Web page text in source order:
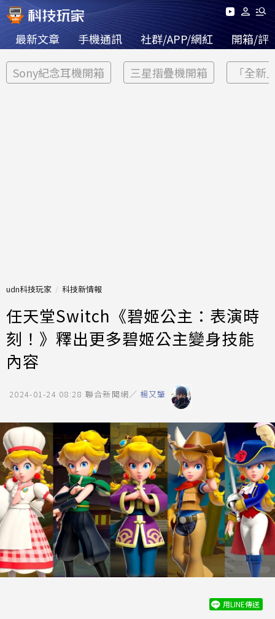
最新文章 手機通訊 社群/APP/網紅 開箱/評
Sony紀念耳機開箱 三星摺疊機開箱 「全新
udn科技玩家 科技新情報
任天堂Switch《碧姬公主：表演時
刻！》釋出更多碧姬公主變身技能
內容
2024-01-24 08:28 聯合新聞網／ 楊又肇
用LINE傳送